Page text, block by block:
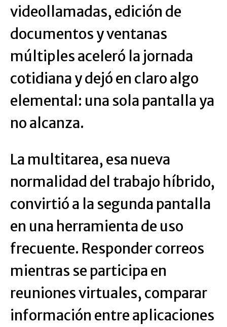
videollamadas, edición de
documentos y ventanas
múltiples aceleró la jornada
cotidiana y dejó en claro algo
elemental: una sola pantalla ya
no alcanza.
La multitarea, esa nueva
normalidad del trabajo híbrido,
convirtió a la segunda pantalla
en una herramienta de uso
frecuente. Responder correos
mientras se participa en
reuniones virtuales, comparar
información entre aplicaciones